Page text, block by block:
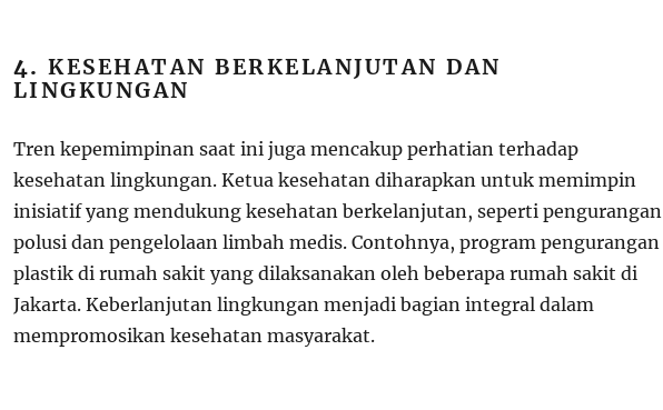
4.KESEHATAN BERKELANJUTAN DAN
LINGKUNGAN
Tren kepemimpinan saat ini juga mencakup perhatian terhadap
kesehatan lingkungan. Ketua kesehatan diharapkan untuk memimpin
inisiatif yang mendukung kesehatan berkelanjutan, seperti pengurangan
polusi dan pengelolaan limbah medis. Contohnya, program pengurangan
plastik di rumah sakit yang dilaksanakan oleh beberapa rumah sakit di
Jakarta. Keberlanjutan lingkungan menjadi bagian integral dalam
mempromosikan kesehatan masyarakat.